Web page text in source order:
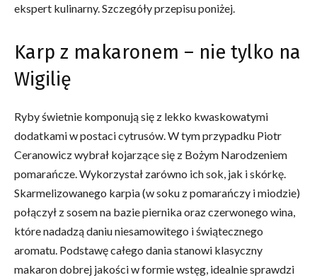
ekspert kulinarny. Szczegóły przepisu poniżej.
Karp z makaronem – nie tylko na
Wigilię
Ryby świetnie komponują się z lekko kwaskowatymi
dodatkami w postaci cytrusów. W tym przypadku Piotr
Ceranowicz wybrał kojarzące się z Bożym Narodzeniem
pomarańcze. Wykorzystał zarówno ich sok, jak i skórkę.
Skarmelizowanego karpia (w soku z pomarańczy i miodzie)
połączył z sosem na bazie piernika oraz czerwonego wina,
które nadadzą daniu niesamowitego i świątecznego
aromatu. Podstawę całego dania stanowi klasyczny
makaron dobrej jakości w formie wstęg, idealnie sprawdzi